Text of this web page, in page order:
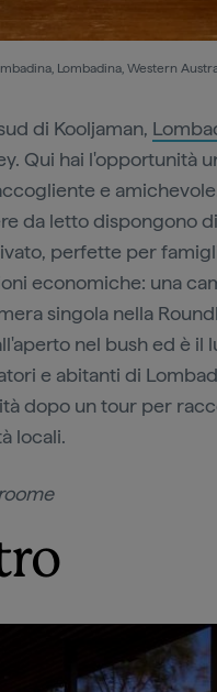
Lombadina, Western
di Kooljaman,
Qui hai l'opportunità
e
da letto dispongono
perfette per
economiche: una
singola nella
nel bush ed è il
e abitanti di
dopo un tour per
locali.